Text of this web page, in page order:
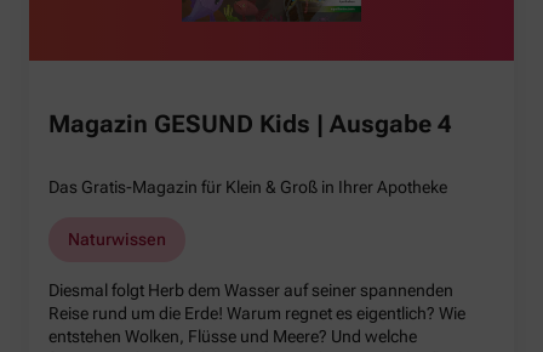
Magazin GESUND Kids | Ausgabe 4
Das Gratis-Magazin für Klein & Groß in Ihrer Apotheke
Naturwissen
Diesmal folgt Herb dem Wasser auf seiner spannenden
Reise rund um die Erde! Warum regnet es eigentlich? Wie
entstehen Wolken, Flüsse und Meere? Und welche